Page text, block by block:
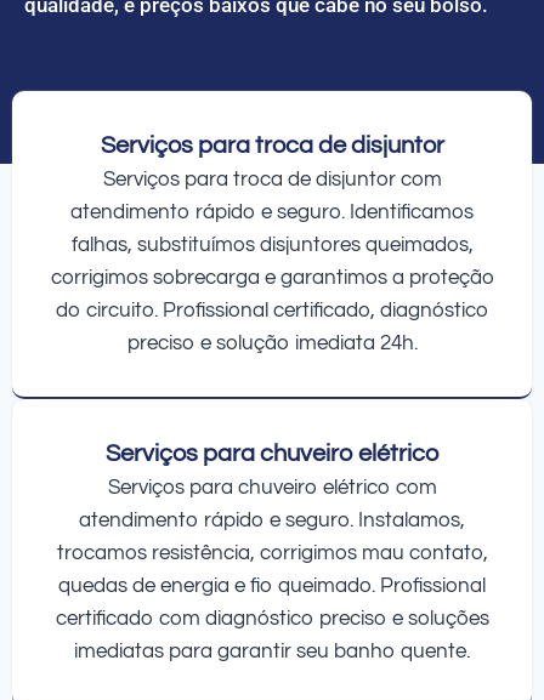
Serviços para troca de disjuntor
Serviços para troca de disjuntor com
atendimento rápido e seguro. Identificamos
falhas, substituímos disjuntores queimados,
corrigimos sobrecarga e garantimos a proteção
do circuito. Profissional certificado, diagnóstico
preciso e solução imediata 24h.
Serviços para chuveiro elétrico
Serviços para chuveiro elétrico com
atendimento rápido e seguro. Instalamos,
trocamos resistência, corrigimos mau contato,
quedas de energia e fio queimado. Profissional
certificado com diagnóstico preciso e soluções
imediatas para garantir seu banho quente.